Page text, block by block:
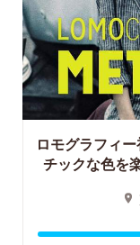
ロモグラフィ
チックな色を